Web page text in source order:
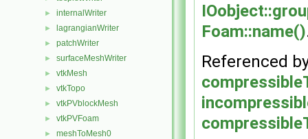
► internalWriter
► lagrangianWriter
► patchWriter
► surfaceMeshWriter
► vtkMesh
► vtkTopo
► vtkPVblockMesh
► vtkPVFoam
► meshToMesh0
Foam::name()
Referenced